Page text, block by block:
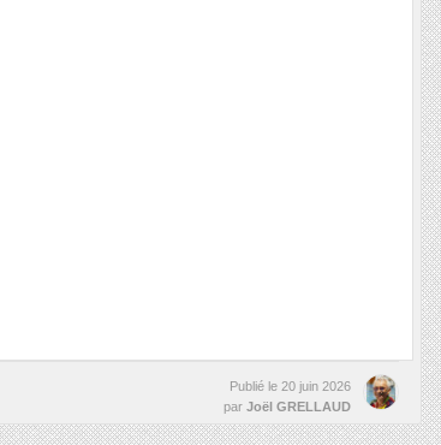
Publié le 20 juin 2026
par Joël GRELLAUD